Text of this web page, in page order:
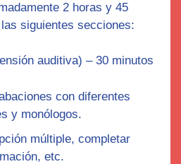
2 horas y 45
siguientes secciones:
auditiva) – 30 minutos
con diferentes
y monólogos.
múltiple, completar
etc.